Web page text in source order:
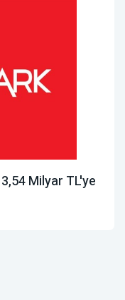
3,54 Milyar TL'ye